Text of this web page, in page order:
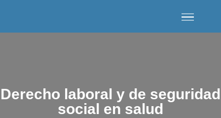
Derecho laboral y de seguridad
social en salud